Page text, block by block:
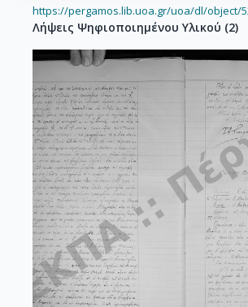
https://pergamos.lib.uoa.gr/uoa/dl/object/
Λήψεις Ψηφιοποιημένου Υλικού (2)